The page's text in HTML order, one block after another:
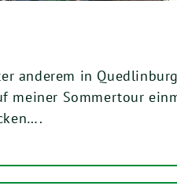
anderem in
meiner Sommertour